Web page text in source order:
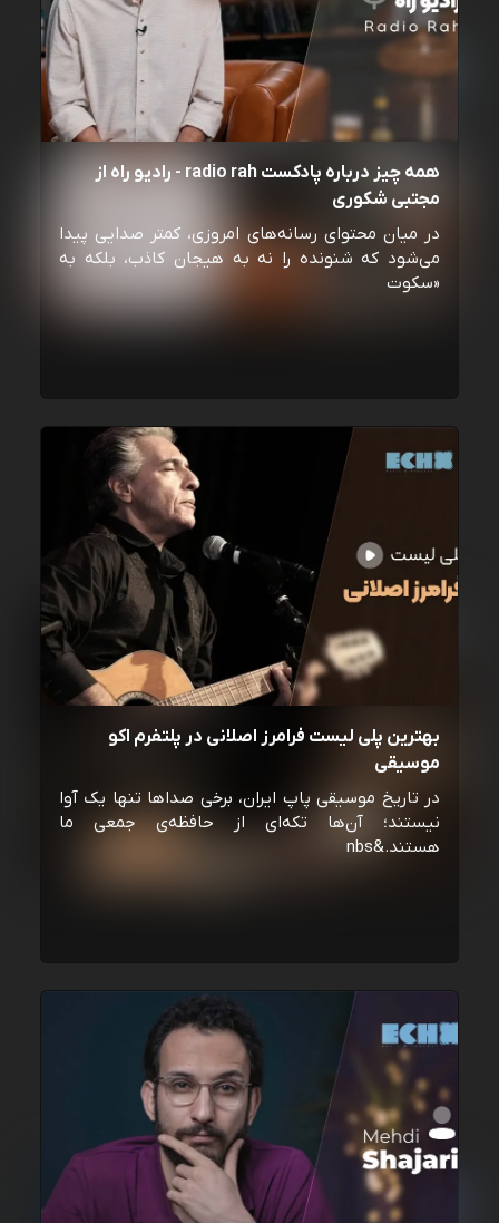
همه چیز درباره پادکست radio rah - رادیو راه از
مجتبی شکوری
در میان محتوای رسانه‌های امروزی، کمتر صدایی پیدا
می‌شود که شنونده را نه به هیجان کاذب، بلکه به
«سکوت
بهترین پلی لیست فرامرز اصلانی در پلتفرم اکو
موسیقی
در تاریخ موسیقی پاپ ایران، برخی صداها تنها یک آوا
نیستند؛ آن‌ها تکه‌ای از حافظه‌ی جمعی ما
هستند.&nbs